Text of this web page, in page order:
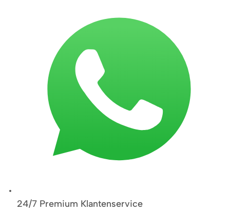
24/7 Premium Klantenservice